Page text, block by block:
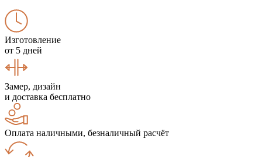
Изготовление
от 5 дней
Замер, дизайн
и доставка бесплатно
Оплата наличными, безналичный расчёт